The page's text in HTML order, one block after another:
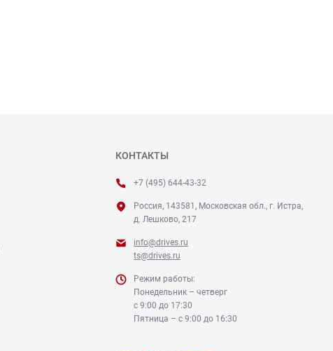
КОНТАКТЫ
+7 (495) 644-43-32
Россия, 143581, Московская обл., г. Истра,
д. Лешково, 217
info@drives.ru
ts@drives.ru
Режим работы:
Понедельник – четверг
с 9:00 до 17:30
Пятница – с 9:00 до 16:30